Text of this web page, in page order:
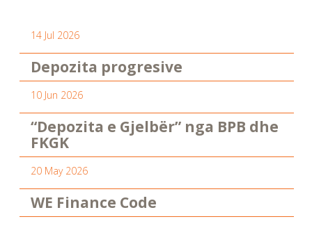
14 Jul 2026
Depozita progresive
10 Jun 2026
“Depozita e Gjelbër” nga BPB dhe
FKGK
20 May 2026
WE Finance Code